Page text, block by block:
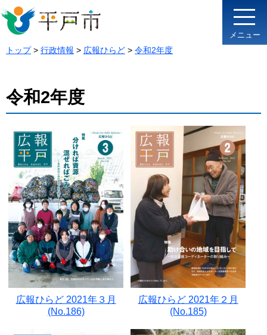
メニュー
トップ> 行政情報 > 広報ひらど > 令和2年度
令和2年度
広報ひらど 2021年３月
(No.186)
広報ひらど 2021年２月
(No.185)